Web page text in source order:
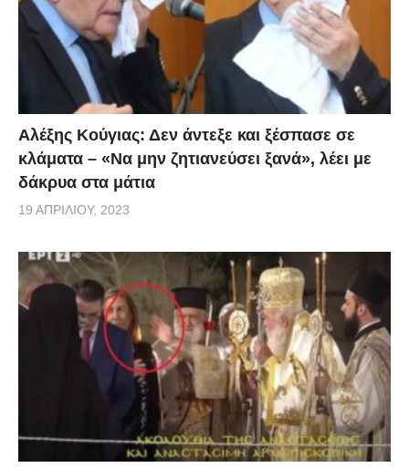
περιοχή, ενώ η προανάκριση των επιβαινόντων στο
ταχύπλοο σκάφος από το Λιμενικό Σταθμό Παξών
συνεχίζεται. Την προανάκριση ανέλαβε ο Λιμενικός
Σταθμός Παξών.
iefimerida
Αλέξης Κούγιας: Δεν άντεξε και ξέσπασε σε
κλάματα – «Να μην ζητιανεύσει ξανά», λέει με
δάκρυα στα μάτια
19 ΑΠΡΙΛΊΟΥ, 2023